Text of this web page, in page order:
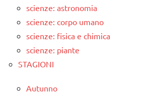
scienze: astronomia
scienze: corpo umano
scienze: fisica e chimica
scienze: piante
STAGIONI
Autunno